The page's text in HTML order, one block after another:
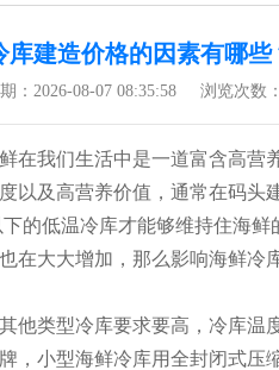
库建造价格的因素有哪
： 2026-08-07 08:35:58 浏览次数：
在我们生活中是一道富含高营
以及高营养价值，通常在码头
的低温冷库才能够维持住海
在大大增加，那么影响海鲜冷
类型冷库要求要高，冷库温
，小型海鲜冷库用全封闭式压